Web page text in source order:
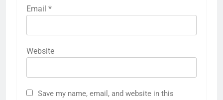
Email *
Website
Save my name, email, and website in this